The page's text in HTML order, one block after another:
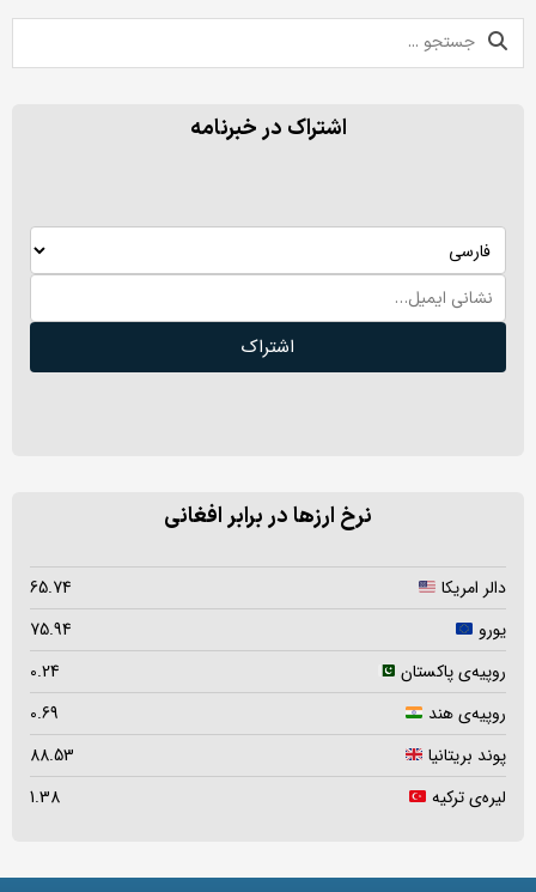
اشتراک در خبرنامه
اشتراک
نرخ ارزها در برابر افغانی
دالر امریکا
65.74
یورو
75.94
روپیه‌ی پاکستان
0.24
روپیه‌ی هند
0.69
پوند بریتانیا
88.53
لیره‌ی ترکیه
1.38